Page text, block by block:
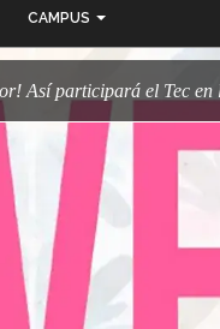
CAMPUS
Así participará el Tec